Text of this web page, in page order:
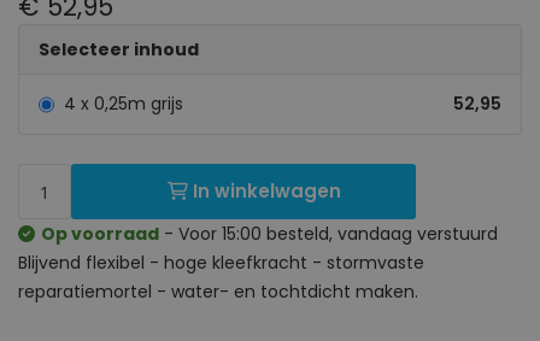
Op voorraad - Voor 15:00 besteld, vandaag verstuurd
Blijvend flexibel - hoge kleefkracht - stormvaste
reparatiemortel - water- en tochtdicht maken.
Selecteer inhoud
4 x 0,25m grijs 52,95
In winkelwagen